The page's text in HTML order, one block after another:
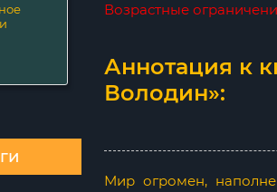
Возрастные
Аннотация к
Володин»:
Мир огромен,